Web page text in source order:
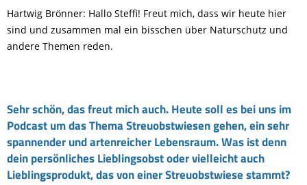
Hartwig Brönner: Hallo Steffi! Freut mich, dass wir heute hier
sind und zusammen mal ein bisschen über Naturschutz und
andere Themen reden.
Sehr schön, das freut mich auch. Heute soll es bei uns im
Podcast um das Thema Streuobstwiesen gehen, ein sehr
spannender und artenreicher Lebensraum. Was ist denn
dein persönliches Lieblingsobst oder vielleicht auch
Lieblingsprodukt, das von einer Streuobstwiese stammt?